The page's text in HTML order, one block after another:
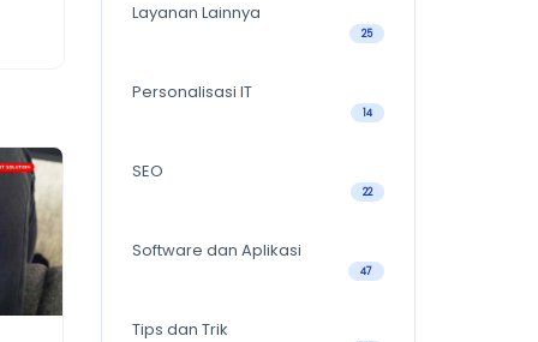
Layanan Lainnya
25
Personalisasi IT
14
SEO
22
Software dan Aplikasi
47
Tips dan Trik